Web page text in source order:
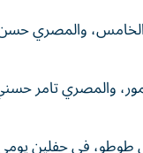
الخامس، والمصري
عمور، والمصري تامر